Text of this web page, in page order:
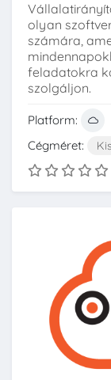
olyan
számára,
feladatokra
szolgáljon.
Platform:
Cégméret:
Kis